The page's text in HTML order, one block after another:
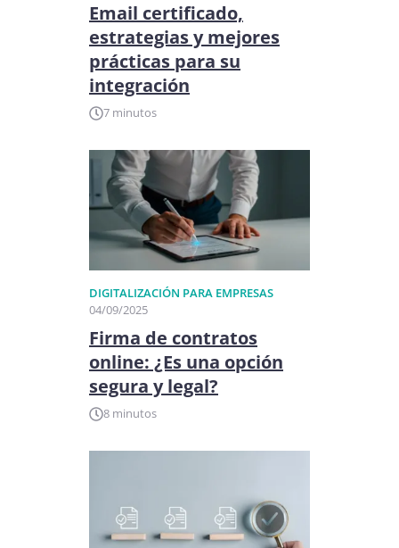
Email certificado,
estrategias y mejores
prácticas para su
integración
7 minutos
DIGITALIZACIÓN PARA EMPRESAS
04/09/2025
Firma de contratos
online: ¿Es una opción
segura y legal?
8 minutos